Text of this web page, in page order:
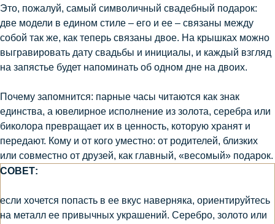
Это, пожалуй, самый символичный свадебный подарок:
две модели в едином стиле – его и ее – связаны между
собой так же, как теперь связаны двое. На крышках можно
выгравировать дату свадьбы и инициалы, и каждый взгляд
на запястье будет напоминать об одном дне на двоих.
Почему запомнится: парные часы читаются как знак
единства, а ювелирное исполнение из золота, серебра или
биколора превращает их в ценность, которую хранят и
передают. Кому и от кого уместно: от родителей, близких
или совместно от друзей, как главный, «весомый» подарок.
СОВЕТ:
если хочется попасть в ее вкус наверняка, ориентируйтесь
на металл ее привычных украшений. Серебро, золото или